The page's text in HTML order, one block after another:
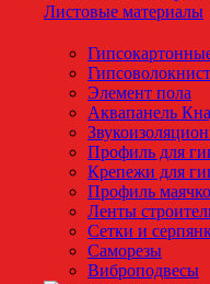
Листовые материалы
Элемент пола
Аквапанель
Профиль для
Крепежи для
Профиль
Ленты
Сетки и
Саморезы
Виброподвесы